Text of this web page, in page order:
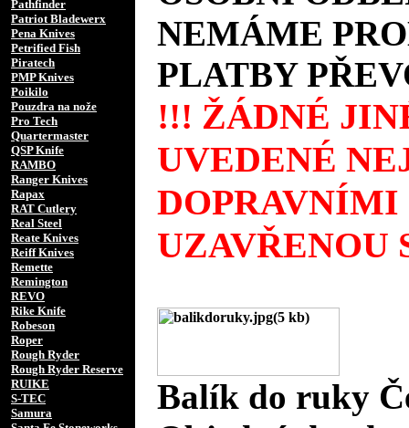
Pathfinder
Patriot Bladewerx
Pena Knives
Petrified Fish
Piratech
PMP Knives
Poikilo
Pouzdra na nože
Pro Tech
Quartermaster
QSP Knife
RAMBO
Ranger Knives
Rapax
RAT Cutlery
Real Steel
Reate Knives
Reiff Knives
Remette
Remington
REVO
Rike Knife
Robeson
Roper
Rough Ryder
Rough Ryder Reserve
RUIKE
S-TEC
Samura
NEMÁME
PLATBY
!!! ŽÁDNÉ
UVEDENÉ
UZAVŘENOU
Balík do ruky